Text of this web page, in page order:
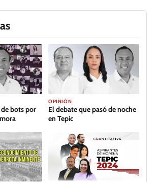
bots por
OPINIÓN
El debate que pasó de noche
en Tepic